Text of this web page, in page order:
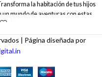
la habitación de tus hijos
un mundo de aventuras con estas
lámparas inspiradas en los
Los modelos BJJ208 y
ofrecen un toque divertido y
combinando una suave luz
a los fanáticos de estos
| Página diseñada por